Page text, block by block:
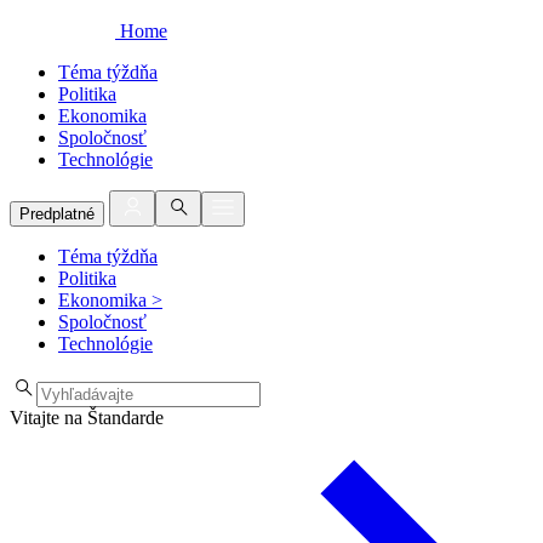
Home
Téma týždňa
Politika
Ekonomika
Spoločnosť
Technológie
Predplatné
Téma týždňa
Politika
Ekonomika >
Spoločnosť
Technológie
Vitajte na Štandarde